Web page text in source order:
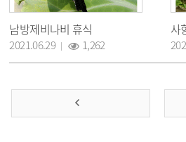
남방제비나비 휴식
2021.06.29 1,262
사